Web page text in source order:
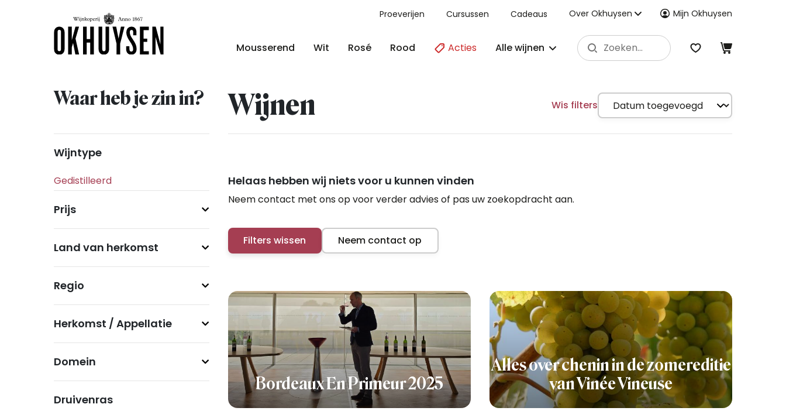
Proeverijen Cursussen Cadeaus Over Okhuysen Mijn Okhuysen
Mousserend Wit Rosé Rood Acties Alle wijnen
Waar heb je zin in? Wijnen Wis filters
Wijntype
Prijs
Land van herkomst
Regio
Herkomst / Appellatie
Domein
Druivenras
Helaas hebben wij niets voor u kunnen vinden
Neem contact met ons op voor verder advies of pas uw zoekopdracht aan.
Filters wissen Neem contact op
Bordeaux En Primeur 2025
Alles over chenin in de zomereditie
van Vinée Vineuse